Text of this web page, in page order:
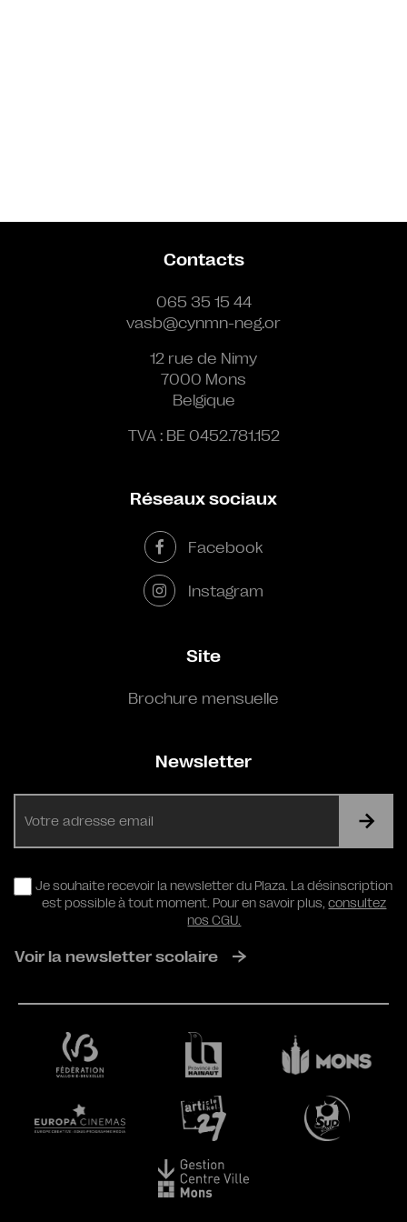
Contacts
065 35 15 44
vasb@cynmn-neg.or
12 rue de Nimy
7000 Mons
Belgique
TVA : BE 0452.781.152
Réseaux sociaux
Facebook
Instagram
Site
Brochure mensuelle
Newsletter
RGPD
Je souhaite recevoir la newsletter du Plaza. La désinscription
est possible à tout moment. Pour en savoir plus,consultez
nos CGU.
Voir la newsletter scolaire